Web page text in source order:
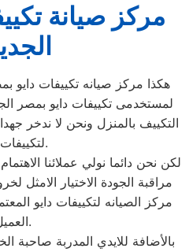
مركز صيانة
هكذا مركز صيانه تكييفات دايو
لمستخدمى تكييفات دايو بمصر
التكييف بالمنزل ونحن لا ندخر
لتكييفات دايو.
لكن نحن دائما نولي عملائنا
مراقبة الجودة الاختيار الامثل
مركز الصيانه لتكييفات دايو
العميل.
بالأضافة للايدي المدربة صاحبة